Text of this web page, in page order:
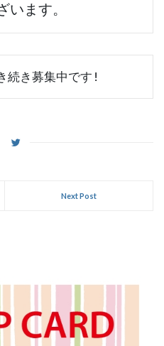
います。
続き募集中です!
Next Post